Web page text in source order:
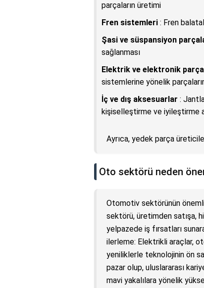
parçaların üretimi
Fren sistemleri : Fren
Şasi ve süspansiyon
sağlanması
Elektrik ve elektronik
sistemlerine yönelik
İç ve dış aksesuarlar :
kişiselleştirme ve iyileştirme
Ayrıca, yedek parça
Oto sektörü neden
Otomotiv sektörünün önemli
sektörü, üretimden satışa,
yelpazede iş fırsatları
ilerleme: Elektrikli araçlar,
yeniliklerle teknolojinin ön
pazar olup, uluslararası
mavi yakalılara yönelik